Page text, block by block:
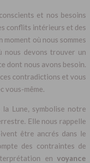
et nos besoins
conflits intérieurs et des
moment où nous sommes
nous devons trouver un
dont nous avons besoin.
contradictions et vous
vous-même.
Lune, symbolise notre
Elle nous rappelle
être ancrés dans le
des contraintes de
en voyance